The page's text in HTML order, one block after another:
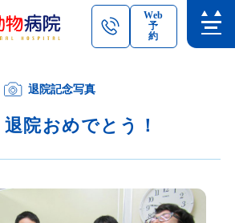
Web
予
約
退院記念写真
院おめでとう！